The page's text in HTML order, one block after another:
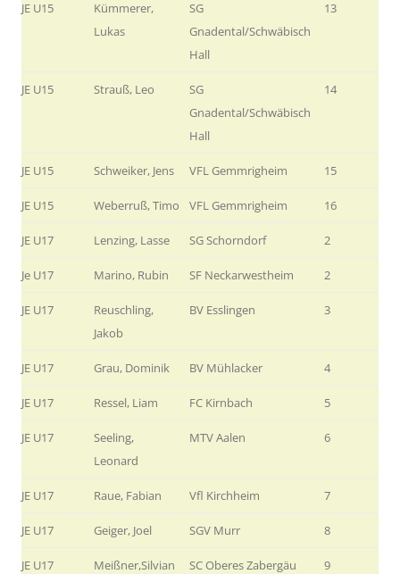
JE U15
Kümmerer,
Lukas
SG
Gnadental/Schwäbisch
Hall
13
JE U15 Strauß, Leo
SG
Gnadental/Schwäbisch
Hall
14
JE U15 Schweiker, Jens VFL Gemmrigheim 15
JE U15 Weberruß, Timo VFL Gemmrigheim 16
JE U17 Lenzing, Lasse SG Schorndorf 2
Je U17 Marino, Rubin SF Neckarwestheim 2
JE U17
Reuschling,
Jakob
BV Esslingen 3
JE U17 Grau, Dominik BV Mühlacker 4
JE U17 Ressel, Liam FC Kirnbach 5
JE U17
Seeling,
Leonard
MTV Aalen 6
JE U17 Raue, Fabian Vfl Kirchheim 7
JE U17 Geiger, Joel SGV Murr 8
JE U17 Meißner,Silvian SC Oberes Zabergäu 9